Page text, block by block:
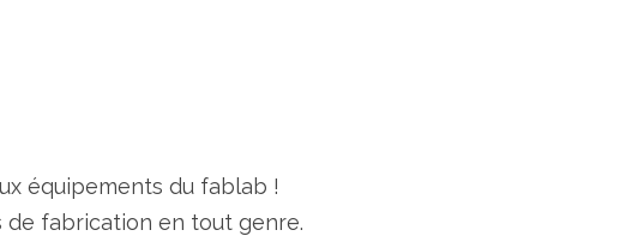
équipements du fablab !
fabrication en tout genre.